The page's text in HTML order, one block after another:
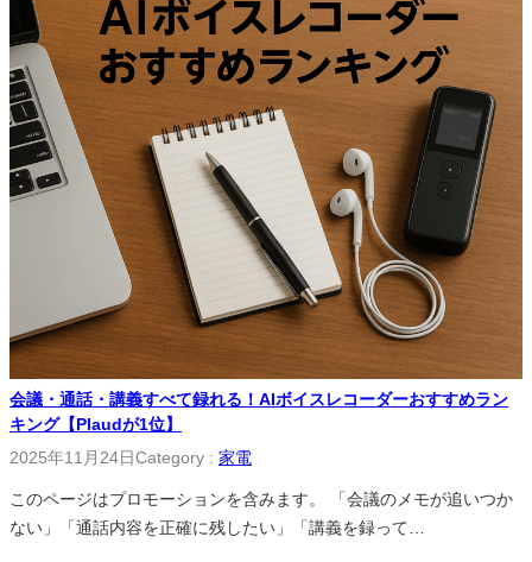
会議・通話・講義すべて録れる！AIボイスレコーダーおすすめラン
キング【Plaudが1位】
2025年11月24日Category : 家電
このページはプロモーションを含みます。 「会議のメモが追いつか
ない」「通話内容を正確に残したい」「講義を録って…